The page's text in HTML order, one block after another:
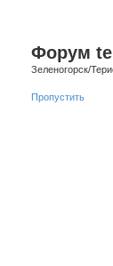
Форум
Зеленогорск/
Пропустить